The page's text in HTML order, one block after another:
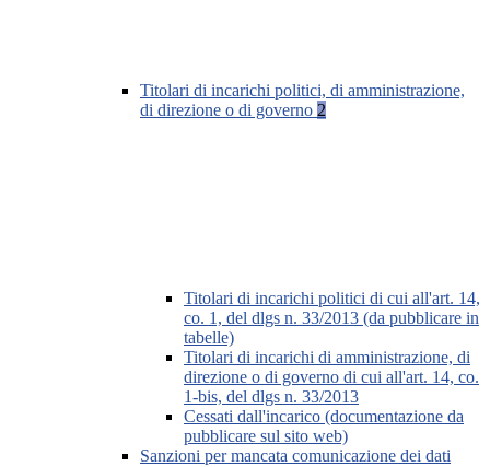
Titolari di incarichi politici, di amministrazione,
di direzione o di governo 2
Titolari di incarichi politici di cui all'art. 14,
co. 1, del dlgs n. 33/2013 (da pubblicare in
tabelle)
Titolari di incarichi di amministrazione, di
direzione o di governo di cui all'art. 14, co.
1-bis, del dlgs n. 33/2013
Cessati dall'incarico (documentazione da
pubblicare sul sito web)
Sanzioni per mancata comunicazione dei dati